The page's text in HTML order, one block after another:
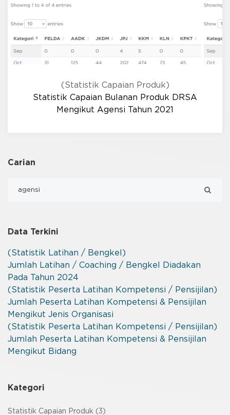
(Statistik Capaian Produk)
Statistik Capaian Bulanan Produk DRSA
Mengikut Agensi Tahun 2021
Carian
Data Terkini
(Statistik Latihan / Bengkel)
Jumlah Latihan / Coaching / Bengkel Diadakan
Pada Tahun 2024
(Statistik Peserta Latihan Kompetensi / Pensijilan)
Jumlah Peserta Latihan Kompetensi & Pensijilan
Mengikut Jenis Organisasi
(Statistik Peserta Latihan Kompetensi / Pensijilan)
Jumlah Peserta Latihan Kompetensi & Pensijilan
Mengikut Bidang
Kategori
Statistik Capaian Produk (3)